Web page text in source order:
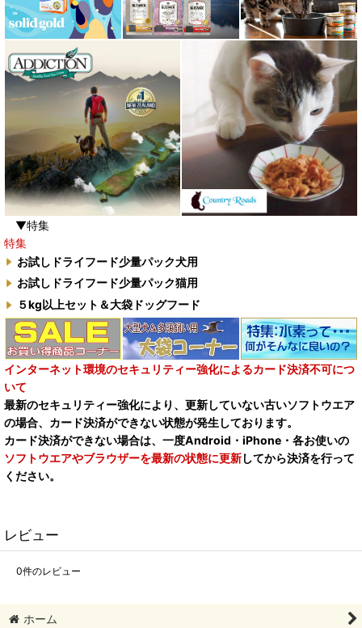
▼特集
特集
お試しドライフード少量パック犬用
お試しドライフード少量パック猫用
５kg以上セット＆大袋ドッグフード
インターネット環境のセキュリティー強化によるカード決済不可につ
いて
最新のセキュリティー強化により、更新していない古いソフトウエア
の場合、カード決済ができない状態が発生しております。
カード決済ができない場合は、一度Android・iPhone・各お使いの
ソフトウエアやブラウザーを最新の状態に更新してから決済を行って
ください。
レビュー
0件のレビュー
ホーム